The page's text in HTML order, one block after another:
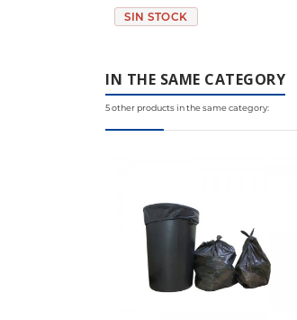
SIN STOCK
IN THE SAME CATEGORY
5 other products in the same category: